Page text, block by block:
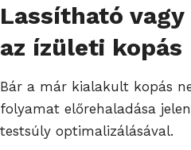
Lassítható
az ízületi kopás
Bár a már kialakult kopás
folyamat előrehaladása
testsúly optimalizálásával.